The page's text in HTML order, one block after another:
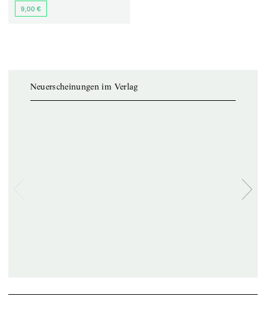
9,00 €
Neuerscheinungen im Verlag